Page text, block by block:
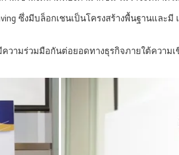
ซึ่งมีบล็อกเชนเป็นโครงสร้างพื้นฐานและ
มร่วมมือกันต่อยอดทางธุรกิจภายใต้ความเ